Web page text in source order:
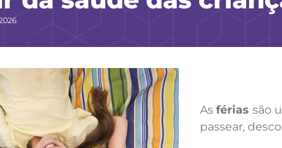
As férias são
passear,